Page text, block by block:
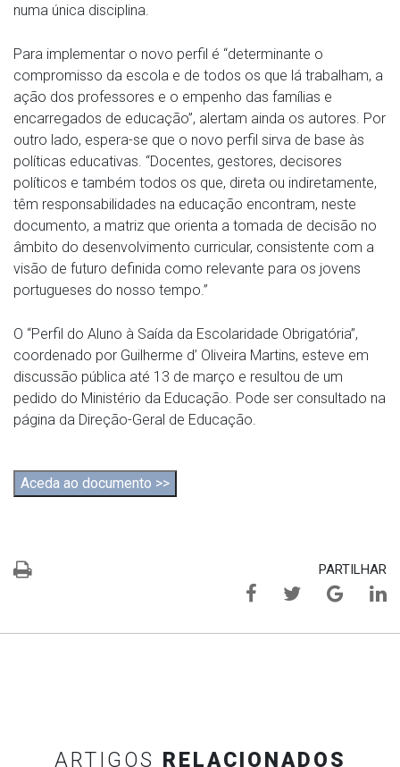
numa única disciplina.
Para implementar o novo perfil é “determinante o
compromisso da escola e de todos os que lá trabalham, a
ação dos professores e o empenho das famílias e
encarregados de educação”, alertam ainda os autores. Por
outro lado, espera-se que o novo perfil sirva de base às
políticas educativas. “Docentes, gestores, decisores
políticos e também todos os que, direta ou indiretamente,
têm responsabilidades na educação encontram, neste
documento, a matriz que orienta a tomada de decisão no
âmbito do desenvolvimento curricular, consistente com a
visão de futuro definida como relevante para os jovens
portugueses do nosso tempo.”
O “Perfil do Aluno à Saída da Escolaridade Obrigatória”,
coordenado por Guilherme d’ Oliveira Martins, esteve em
discussão pública até 13 de março e resultou de um
pedido do Ministério da Educação. Pode ser consultado na
página da Direção-Geral de Educação.
Aceda ao documento >>
PARTILHAR
ARTIGOS RELACIONADOS